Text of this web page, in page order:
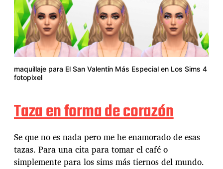
maquillaje para El San Valentín Más Especial en Los Sims 4
fotopixel
Taza en forma de corazón
Se que no es nada pero me he enamorado de esas
tazas. Para una cita para tomar el café o
simplemente para los sims más tiernos del mundo.